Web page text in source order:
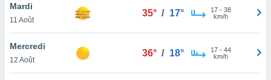
le
ainsi
Mardi
11 Août
35° / 17° 17- 38
km/h
Mercredi
12 Août
36° / 18° 17- 44
km/h